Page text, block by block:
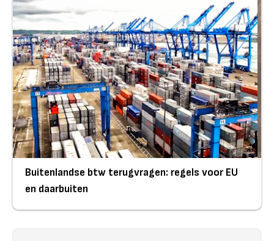
Buitenlandse btw terugvragen: regels voor EU
en daarbuiten